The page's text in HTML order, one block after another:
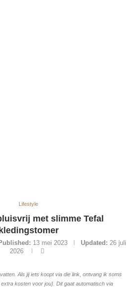
Lifestyle
met slimme Tefal
kledingstomer
13 mei 2023 Updated: 26 juli
2026
Als jij iets koopt via die link, ontvang ik soms
kosten voor jou). Dit gaat automatisch via